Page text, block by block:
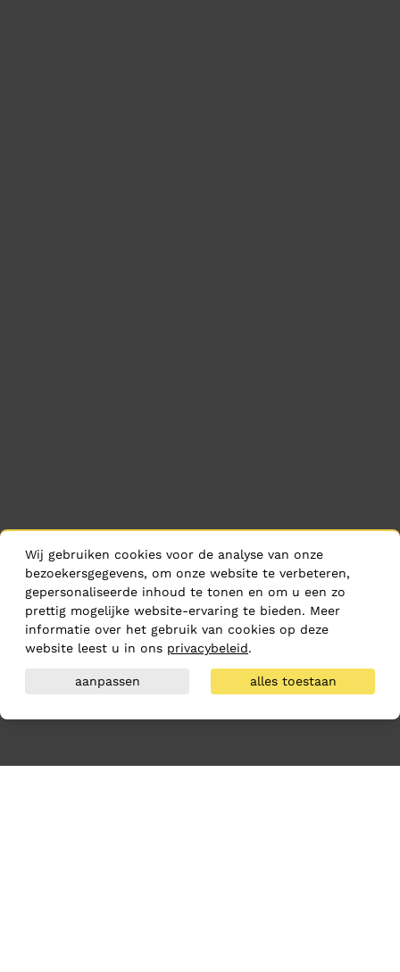
Wij gebruiken cookies voor de analyse van onze
bezoekersgegevens, om onze website te verbeteren,
gepersonaliseerde inhoud te tonen en om u een zo
prettig mogelijke website-ervaring te bieden. Meer
informatie over het gebruik van cookies op deze
website leest u in ons privacybeleid.
aanpassen alles toestaan